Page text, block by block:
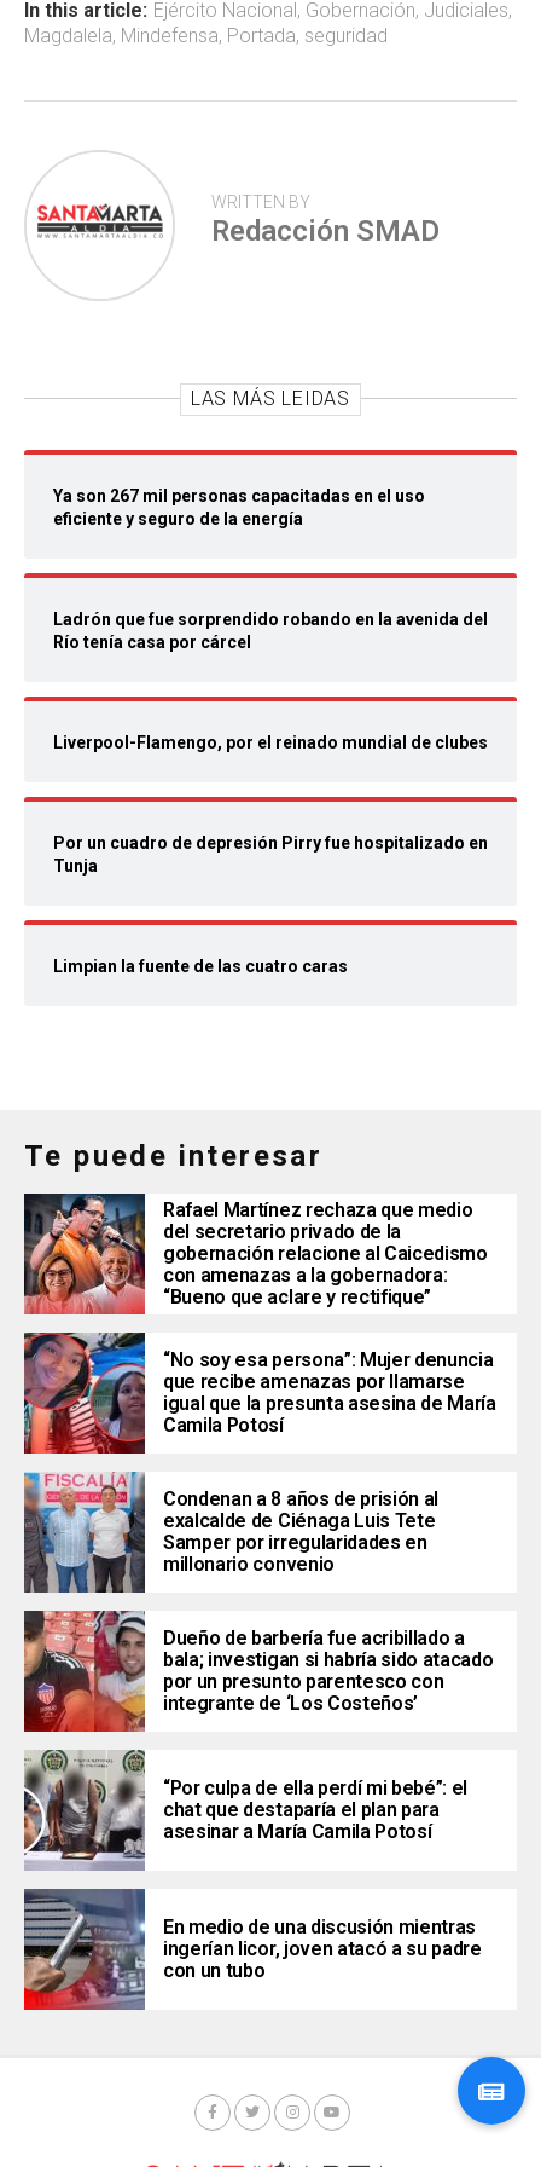
ok p
p
tir
In this article: Ejército Nacional, Gobernación, Judiciales,
Magdalela, Mindefensa, Portada, seguridad
WRITTEN BY
Redacción SMAD
LAS MÁS LEIDAS
Ya son 267 mil personas capacitadas en el uso
eficiente y seguro de la energía
Ladrón que fue sorprendido robando en la avenida del
Río tenía casa por cárcel
Liverpool-Flamengo, por el reinado mundial de clubes
Por un cuadro de depresión Pirry fue hospitalizado en
Tunja
Limpian la fuente de las cuatro caras
Te puede interesar
Rafael Martínez rechaza que medio
del secretario privado de la
gobernación relacione al Caicedismo
con amenazas a la gobernadora:
“Bueno que aclare y rectifique”
“No soy esa persona”: Mujer denuncia
que recibe amenazas por llamarse
igual que la presunta asesina de María
Camila Potosí
Condenan a 8 años de prisión al
exalcalde de Ciénaga Luis Tete
Samper por irregularidades en
millonario convenio
Dueño de barbería fue acribillado a
bala; investigan si habría sido atacado
por un presunto parentesco con
integrante de ‘Los Costeños’
“Por culpa de ella perdí mi bebé”: el
chat que destaparía el plan para
asesinar a María Camila Potosí
En medio de una discusión mientras
ingerían licor, joven atacó a su padre
con un tubo